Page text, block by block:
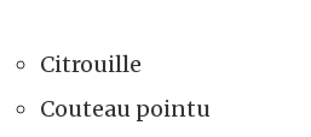
Citrouille
Couteau pointu